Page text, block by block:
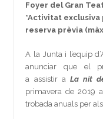
Foyer del Gran
*Activitat exclusiva
reserva prèvia
A la Junta i l’equip
anunciar que el
a assistir a La nit
primavera de 2019
trobada anuals per